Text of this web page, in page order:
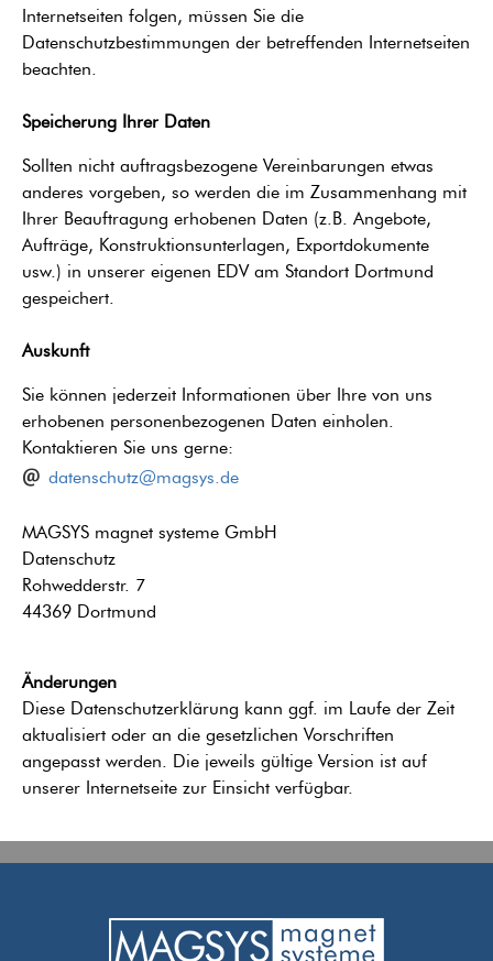
Internetseiten folgen, müssen Sie die
Datenschutzbestimmungen der betreffenden Internetseiten
beachten.
Speicherung Ihrer Daten
Sollten nicht auftragsbezogene Vereinbarungen etwas
anderes vorgeben, so werden die im Zusammenhang mit
Ihrer Beauftragung erhobenen Daten (z.B. Angebote,
Aufträge, Konstruktionsunterlagen, Exportdokumente
usw.) in unserer eigenen EDV am Standort Dortmund
gespeichert.
Auskunft
Sie können jederzeit Informationen über Ihre von uns
erhobenen personenbezogenen Daten einholen.
Kontaktieren Sie uns gerne:
datenschutz@magsys.de
MAGSYS magnet systeme GmbH
Datenschutz
Rohwedderstr. 7
44369 Dortmund
Änderungen
Diese Datenschutzerklärung kann ggf. im Laufe der Zeit
aktualisiert oder an die gesetzlichen Vorschriften
angepasst werden. Die jeweils gültige Version ist auf
unserer Internetseite zur Einsicht verfügbar.